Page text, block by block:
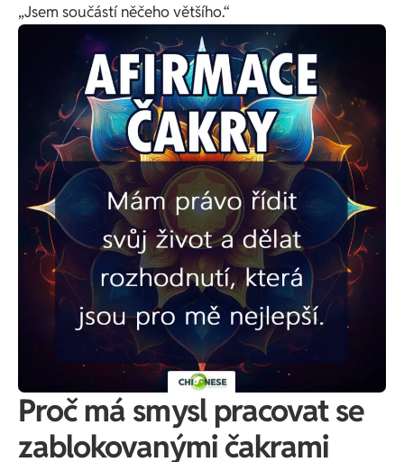
„Jsem součástí něčeho většího.“
Proč má smysl pracovat se
zablokovanými čakrami